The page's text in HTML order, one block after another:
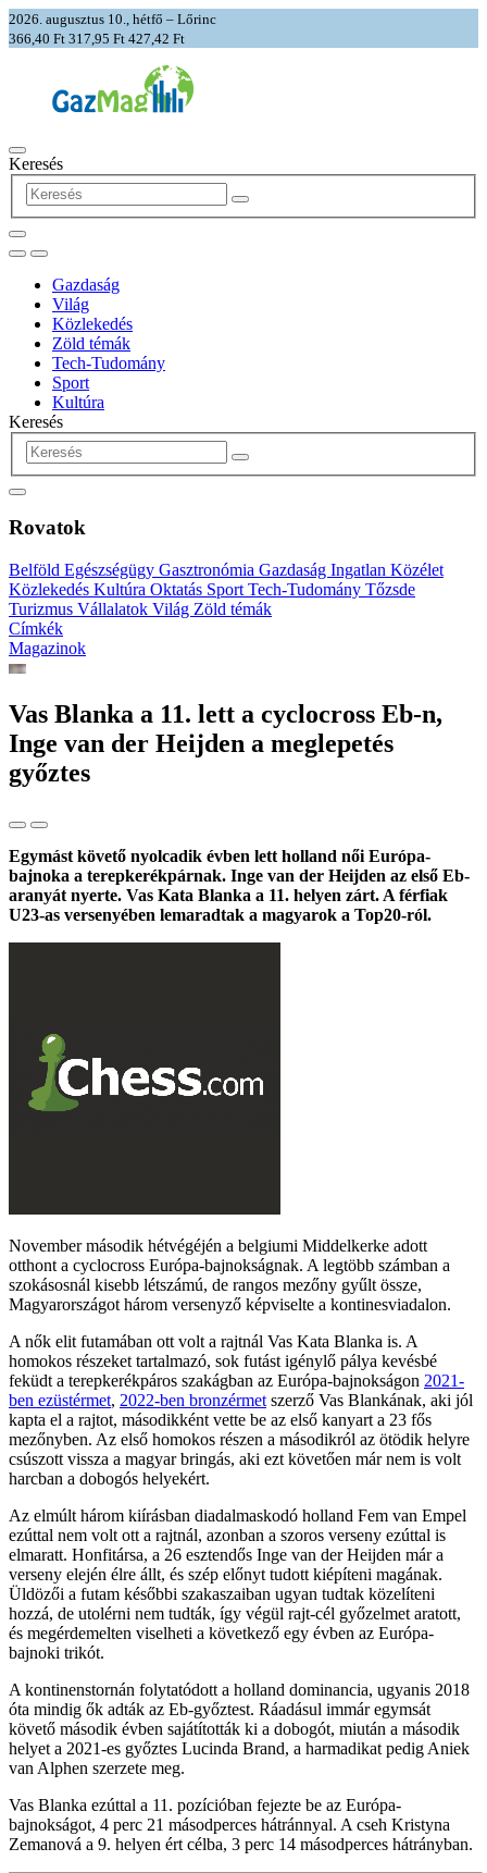
2026. augusztus 10., hétfő – Lőrinc
366,40 Ft 317,95 Ft 427,42 Ft
Keresés
Gazdaság
Világ
Közlekedés
Zöld témák
Tech-Tudomány
Sport
Kultúra
Keresés
Rovatok
Belföld Egészségügy Gasztronómia Gazdaság Ingatlan Közélet
Közlekedés Kultúra Oktatás Sport Tech-Tudomány Tőzsde
Turizmus Vállalatok Világ Zöld témák
Címkék
Magazinok
Vas Blanka a 11. lett a cyclocross Eb-n,
Inge van der Heijden a meglepetés
győztes
Egymást követő nyolcadik évben lett holland női Európa-
bajnoka a terepkerékpárnak. Inge van der Heijden az első Eb-
aranyát nyerte. Vas Kata Blanka a 11. helyen zárt. A férfiak
U23-as versenyében lemaradtak a magyarok a Top20-ról.
November második hétvégéjén a belgiumi Middelkerke adott
otthont a cyclocross Európa-bajnokságnak. A legtöbb számban a
szokásosnál kisebb létszámú, de rangos mezőny gyűlt össze,
Magyarországot három versenyző képviselte a kontinesviadalon.
A nők elit futamában ott volt a rajtnál Vas Kata Blanka is. A
homokos részeket tartalmazó, sok futást igénylő pálya kevésbé
feküdt a terepkerékpáros szakágban az Európa-bajnokságon 2021-
ben ezüstérmet, 2022-ben bronzérmet szerző Vas Blankának, aki jól
kapta el a rajtot, másodikként vette be az első kanyart a 23 fős
mezőnyben. Az első homokos részen a másodikról az ötödik helyre
csúszott vissza a magyar bringás, aki ezt követően már nem is volt
harcban a dobogós helyekért.
Az elmúlt három kiírásban diadalmaskodó holland Fem van Empel
ezúttal nem volt ott a rajtnál, azonban a szoros verseny ezúttal is
elmaratt. Honfitársa, a 26 esztendős Inge van der Heijden már a
verseny elején élre állt, és szép előnyt tudott kiépíteni magának.
Üldözői a futam későbbi szakaszaiban ugyan tudtak közelíteni
hozzá, de utolérni nem tudták, így végül rajt-cél győzelmet aratott,
és megérdemelten viselheti a következő egy évben az Európa-
bajnoki trikót.
A kontinenstornán folytatódott a holland dominancia, ugyanis 2018
óta mindig ők adták az Eb-győztest. Ráadásul immár egymsát
követő második évben sajátították ki a dobogót, miután a második
helyet a 2021-es győztes Lucinda Brand, a harmadikat pedig Aniek
van Alphen szerzete meg.
Vas Blanka ezúttal a 11. pozícióban fejezte be az Európa-
bajnokságot, 4 perc 21 másodperces hátránnyal. A cseh Kristyna
Zemanová a 9. helyen ért célba, 3 perc 14 másodperces hátrányban.